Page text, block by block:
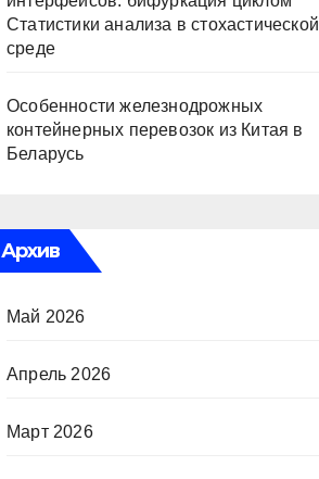
Статистики анализа в стохастической
среде
Особенности железнодрожных
контейнерных перевозок из Китая в
Беларусь
Архив
Май 2026
Апрель 2026
Март 2026